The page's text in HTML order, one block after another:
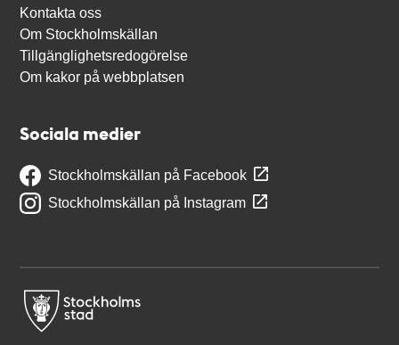
Kontakta oss
Om Stockholmskällan
Tillgänglighetsredogörelse
Om kakor på webbplatsen
Sociala medier
Stockholmskällan på Facebook
Stockholmskällan på Instagram